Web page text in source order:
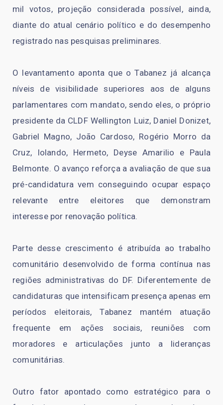
mil votos, projeção considerada possível, ainda,
diante do atual cenário político e do desempenho
registrado nas pesquisas preliminares.
O levantamento aponta que o Tabanez já alcança
níveis de visibilidade superiores aos de alguns
parlamentares com mandato, sendo eles, o próprio
presidente da CLDF Wellington Luiz, Daniel Donizet,
Gabriel Magno, João Cardoso, Rogério Morro da
Cruz, Iolando, Hermeto, Deyse Amarilio e Paula
Belmonte. O avanço reforça a avaliação de que sua
pré-candidatura vem conseguindo ocupar espaço
relevante entre eleitores que demonstram
interesse por renovação política.
Parte desse crescimento é atribuída ao trabalho
comunitário desenvolvido de forma contínua nas
regiões administrativas do DF. Diferentemente de
candidaturas que intensificam presença apenas em
períodos eleitorais, Tabanez mantém atuação
frequente em ações sociais, reuniões com
moradores e articulações junto a lideranças
comunitárias.
Outro fator apontado como estratégico para o